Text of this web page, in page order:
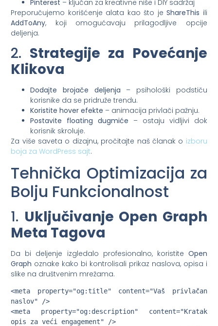
Pinterest – ključan za kreativne niše i DIY sadržaj
Preporučujemo korišćenje alata kao što jeShareThis ili
AddToAny, koji omogućavaju prilagodljive opcije
deljenja.
2. Strategije za Povećanje
Klikova
Dodajte brojače deljenja – psihološki podstiču
korisnike da se pridruže trendu.
Koristite hover efekte – animacija privlači pažnju.
Postavite floating dugmiće – ostaju vidljivi dok
korisnik skroluje.
Za više saveta o dizajnu, pročitajte naš članak o izboru
boja za WordPress sajt.
Tehnička Optimizacija za
Bolju Funkcionalnost
1. Uključivanje Open Graph
Meta Tagova
Da bi deljenje izgledalo profesionalno, koristite Open
Graph oznake kako bi kontrolisali prikaz naslova, opisa i
slike na društvenim mrežama.
<meta property="og:title" content="Vaš privlačan
naslov" />
<meta property="og:description" content="Kratak
opis za veći engagement" />